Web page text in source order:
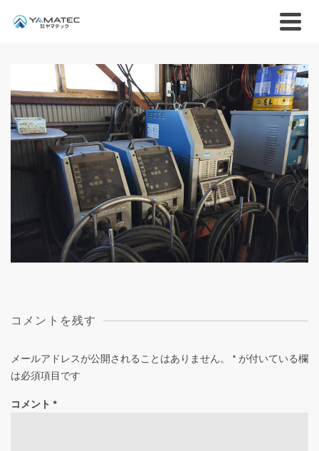
コメントを残す
メールアドレスが公開されることはありません。 * が付いている欄
は必須項目です
コメント *